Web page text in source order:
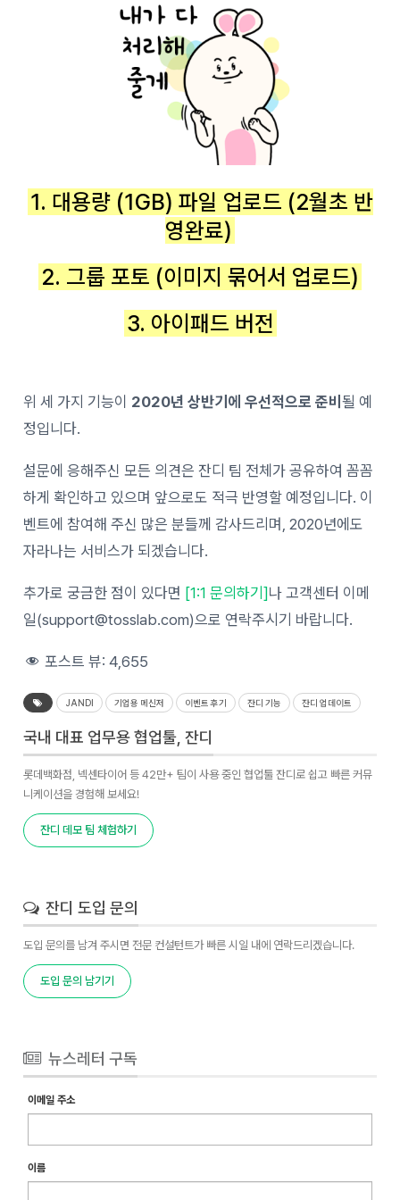
1. 대용량 (1GB) 파일 업로드 (2월초 반
영완료)
2. 그룹 포토 (이미지 묶어서 업로드)
3. 아이패드 버전
위 세 가지 기능이 2020년 상반기에 우선적으로 준비될 예
정입니다.
설문에 응해주신 모든 의견은 잔디 팀 전체가 공유하여 꼼꼼
하게 확인하고 있으며 앞으로도 적극 반영할 예정입니다. 이
벤트에 참여해 주신 많은 분들께 감사드리며, 2020년에도
자라나는 서비스가 되겠습니다.
추가로 궁금한 점이 있다면 [1:1 문의하기]나 고객센터 이메
일(support@tosslab.com)으로 연락주시기 바랍니다.
포스트 뷰:4,655
JANDI 기업용 메신저 이벤트 후기 잔디 기능 잔디 업데이트
국내 대표 업무용 협업툴, 잔디
롯데백화점, 넥센타이어 등 42만+ 팀이 사용 중인 협업툴 잔디로 쉽고 빠른 커뮤
니케이션을 경험해 보세요!
잔디 데모 팀 체험하기
잔디 도입 문의
도입 문의를 남겨 주시면 전문 컨설턴트가 빠른 시일 내에 연락드리겠습니다.
도입 문의 남기기
뉴스레터 구독
이메일 주소
이름